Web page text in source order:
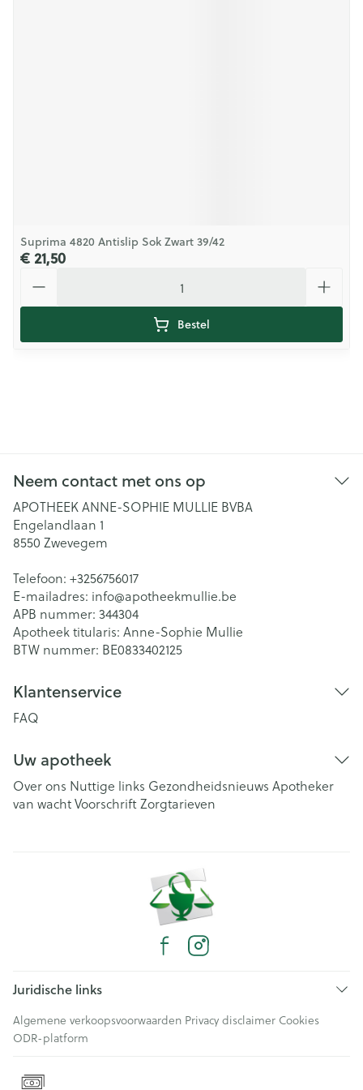
Suprima 4820 Antislip Sok Zwart 39/42
€ 21,50
Bestel
Neem contact met ons op
APOTHEEK ANNE-SOPHIE MULLIE BVBA
Engelandlaan 1
8550 Zwevegem
Telefoon: +3256756017
E-mailadres: info@apotheekmullie.be
APB nummer: 344304
Apotheek titularis: Anne-Sophie Mullie
BTW nummer: BE0833402125
Klantenservice
FAQ
Uw apotheek
Over ons Nuttige links Gezondheidsnieuws Apotheker
van wachtVoorschriftZorgtarieven
Juridische links
Algemene verkoopsvoorwaarden Privacy disclaimer Cookies
ODR-platform